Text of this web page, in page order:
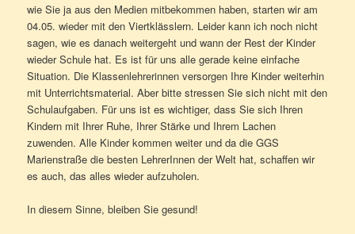
wie Sie ja aus den Medien mitbekommen haben, starten wir am
04.05. wieder mit den Viertklässlern. Leider kann ich noch nicht
sagen, wie es danach weitergeht und wann der Rest der Kinder
wieder Schule hat. Es ist für uns alle gerade keine einfache
Situation. Die Klassenlehrerinnen versorgen Ihre Kinder weiterhin
mit Unterrichtsmaterial. Aber bitte stressen Sie sich nicht mit den
Schulaufgaben. Für uns ist es wichtiger, dass Sie sich Ihren
Kindern mit Ihrer Ruhe, Ihrer Stärke und Ihrem Lachen
zuwenden. Alle Kinder kommen weiter und da die GGS
Marienstraße die besten LehrerInnen der Welt hat, schaffen wir
es auch, das alles wieder aufzuholen.
In diesem Sinne, bleiben Sie gesund!